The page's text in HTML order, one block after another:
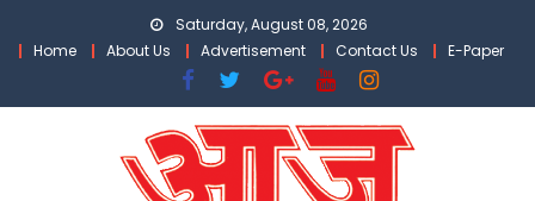
Saturday, August 08, 2026
Home
About Us Advertisement Contact Us E-Paper